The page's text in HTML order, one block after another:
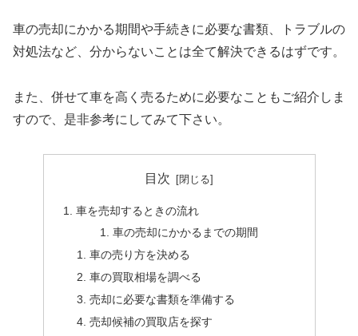
車の売却にかかる期間や手続きに必要な書類、トラブルの
対処法など、分からないことは全て解決できるはずです。
また、併せて車を高く売るために必要なこともご紹介しま
すので、是非参考にしてみて下さい。
目次
車を売却するときの流れ
車の売却にかかるまでの期間
車の売り方を決める
車の買取相場を調べる
売却に必要な書類を準備する
売却候補の買取店を探す